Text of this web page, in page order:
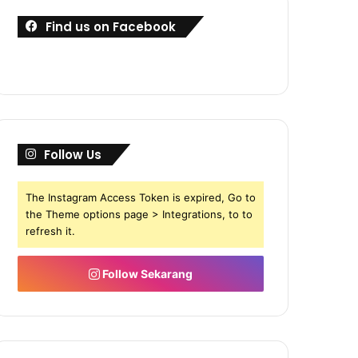
Find us on Facebook
Follow Us
The Instagram Access Token is expired, Go to
the Theme options page > Integrations, to to
refresh it.
Follow Sekarang